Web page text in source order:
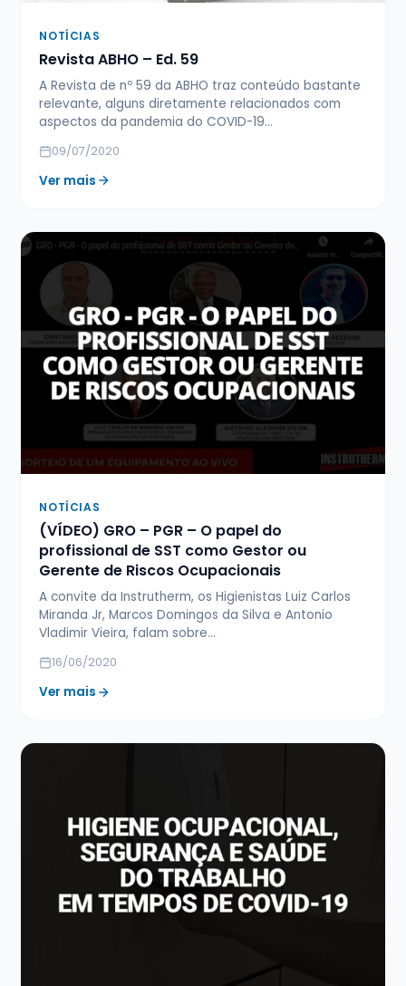
NOTÍCIAS
Revista ABHO – Ed. 59
A Revista de nº 59 da ABHO traz conteúdo bastante
relevante, alguns diretamente relacionados com
aspectos da pandemia do COVID-19…
09/07/2020
Ver mais
NOTÍCIAS
(VÍDEO) GRO – PGR – O papel do
profissional de SST como Gestor ou
Gerente de Riscos Ocupacionais
A convite da Instrutherm, os Higienistas Luiz Carlos
Miranda Jr, Marcos Domingos da Silva e Antonio
Vladimir Vieira, falam sobre…
16/06/2020
Ver mais